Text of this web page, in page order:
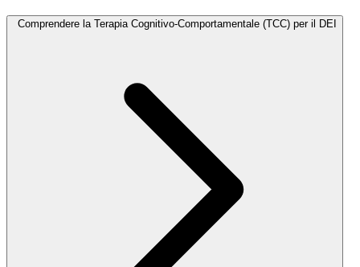
Comprendere la Terapia Cognitivo-Comportamentale (TCC) per il DEI